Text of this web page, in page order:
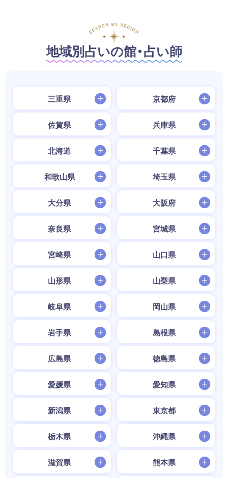
地域別占いの館・占い師
三重県 京都府
佐賀県 兵庫県
北海道 千葉県
和歌山県 埼玉県
大分県 大阪府
奈良県 宮城県
宮崎県 山口県
山形県 山梨県
岐阜県 岡山県
岩手県 島根県
広島県 徳島県
愛媛県 愛知県
新潟県 東京都
栃木県 沖縄県
滋賀県 熊本県